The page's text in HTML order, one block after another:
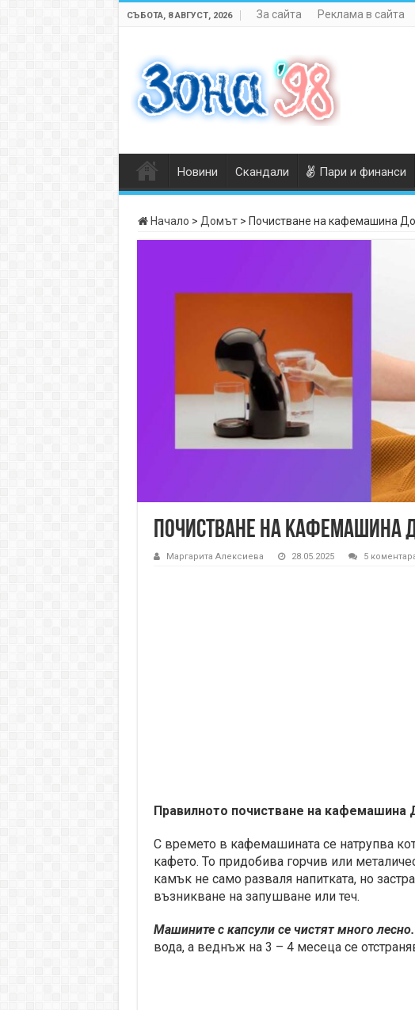
СЪБОТА, 8 АВГУСТ, 2026 За сайта Реклама в сайта
Новини Скандали Пари и финанси
Начало > Домът > Почистване на кафемашина
Почистване на кафемашина
Маргарита Алексиева 28.05.2025 5
Правилното почистване на кафемашина
С времето в кафемашината се натрупва
кафето. То придобива горчив или
камък не само разваля напитката, но
възникване на запушване или теч.
Машините с капсули се чистят много лесно.
вода, а веднъж на 3 – 4 месеца се